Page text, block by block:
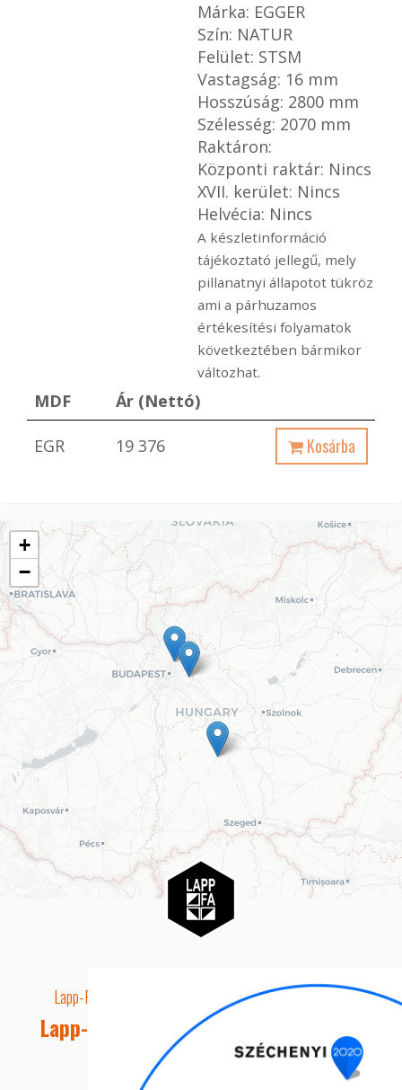
Márka: EGGER
Szín: NATUR
Felület: STSM
Vastagság: 16 mm
Hosszúság: 2800 mm
Szélesség: 2070 mm
Raktáron:
Központi raktár: Nincs
XVII. kerület: Nincs
Helvécia: Nincs
A készletinformáció
tájékoztató jellegű, mely
pillanatnyi állapotot tükröz
ami a párhuzamos
értékesítési folyamatok
következtében bármikor
változhat.
MDF Ár (Nettó)
EGR 19 376 Kosárba
+
−
Lapp-Fa EUTR technikai azonosító száma: AA5849163
Lapp-fa Kft. Webshop Ügyfélszolgálat
Telefon: +36 20 8515050
E-mail cím: webshop@lapp-fa.hu